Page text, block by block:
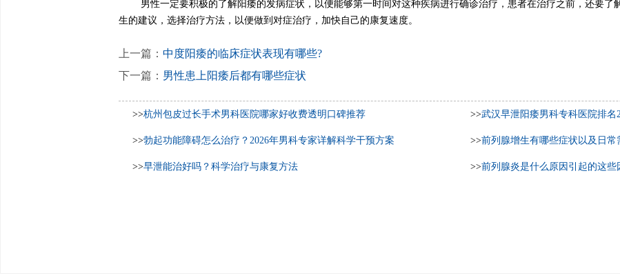
男性一定要积极的了解阳痿的发病症状，以便能够第一时间对这种疾病进行确诊治疗，患者在治疗之前，还要
生的建议，选择治疗方法，以便做到对症治疗，加快自己的康复速度。
上一篇： 中度阳痿的临床症状表现有哪些?
下一篇： 男性患上阳痿后都有哪些症状
>>杭州包皮过长手术男科医院哪家好收费透明口碑推荐 >>武汉早泄阳痿男科专科医院排名
>>勃起功能障碍怎么治疗？2026年男科专家详解科学干预方案 >>前列腺增生有哪些症状以及日常
>>早泄能治好吗？科学治疗与康复方法 >>前列腺炎是什么原因引起的这些